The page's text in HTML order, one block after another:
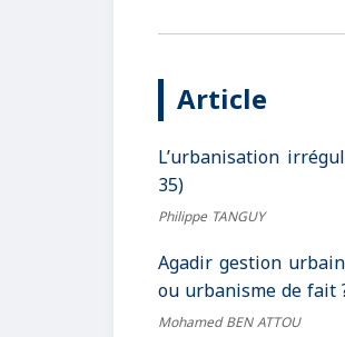
Article
L’urbanisation
35)
Philippe TANGUY
Agadir gestion
ou urbanisme de fait
Mohamed BEN ATTOU